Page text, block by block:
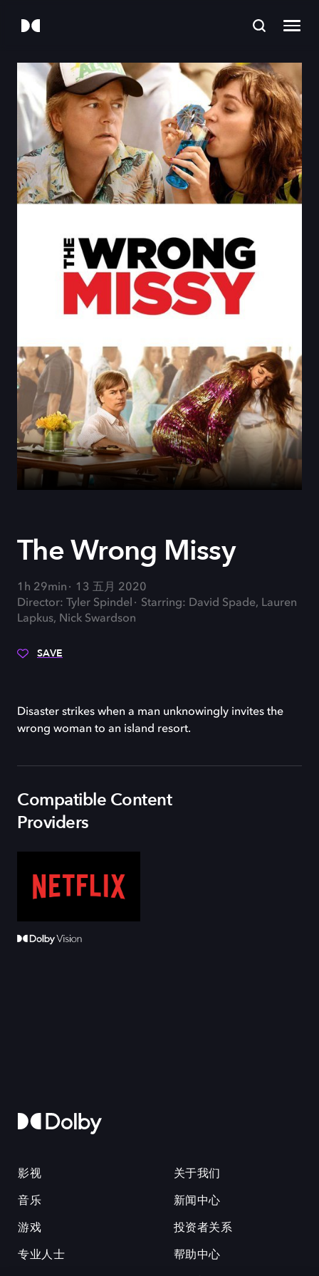
The Wrong Missy
1h 29min
13 五月 2020
Director: Tyler Spindel
Starring: David Spade, Lauren
Lapkus, Nick Swardson
SAVE
Disaster strikes when a man unknowingly invites the
wrong woman to an island resort.
Compatible Content
Providers
影视
音乐
游戏
专业人士
关于我们
新闻中心
投资者关系
帮助中心